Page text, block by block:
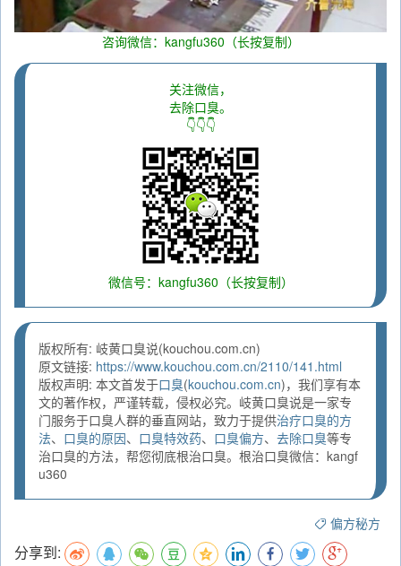
咨询微信：kangfu360（长按复制）
关注微信，
去除口臭。
👇👇👇
微信号：kangfu360（长按复制）
版权所有: 岐黄口臭说(kouchou.com.cn)
原文链接: https://www.kouchou.com.cn/2110/141.html
版权声明: 本文首发于口臭(kouchou.com.cn)，我们享有本
文的著作权，严谨转载，侵权必究。岐黄口臭说是一家专
门服务于口臭人群的垂直网站，致力于提供治疗口臭的方
法、 口臭的原因、 口臭特效药、 口臭偏方、 去除口臭等专
治口臭的方法，帮您彻底根治口臭。根治口臭微信：kangf
u360
偏方秘方
分享到: